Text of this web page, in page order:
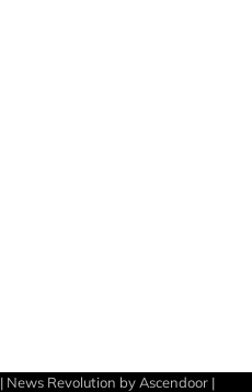
| News Revolution by Ascendoor|